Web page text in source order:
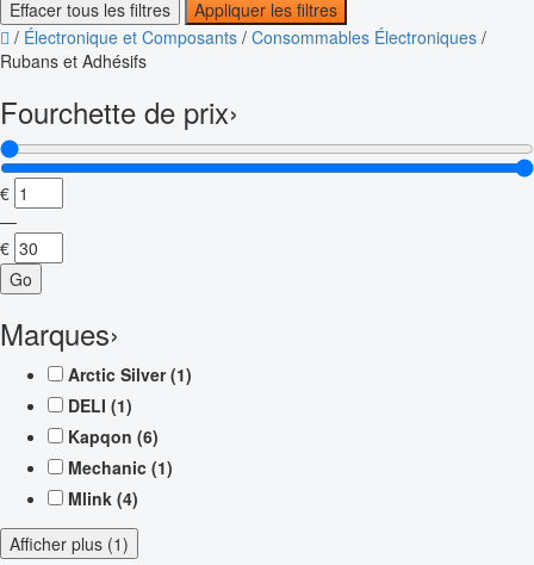
Effacer tous les filtres
Appliquer les filtres
/ Électronique et Composants / Consommables Électroniques /
Rubans et Adhésifs
Fourchette de prix›
€
—
€
Go
Marques›
Arctic Silver (1)
DELI (1)
Kapqon (6)
Mechanic (1)
Mlink (4)
Afficher plus (1)